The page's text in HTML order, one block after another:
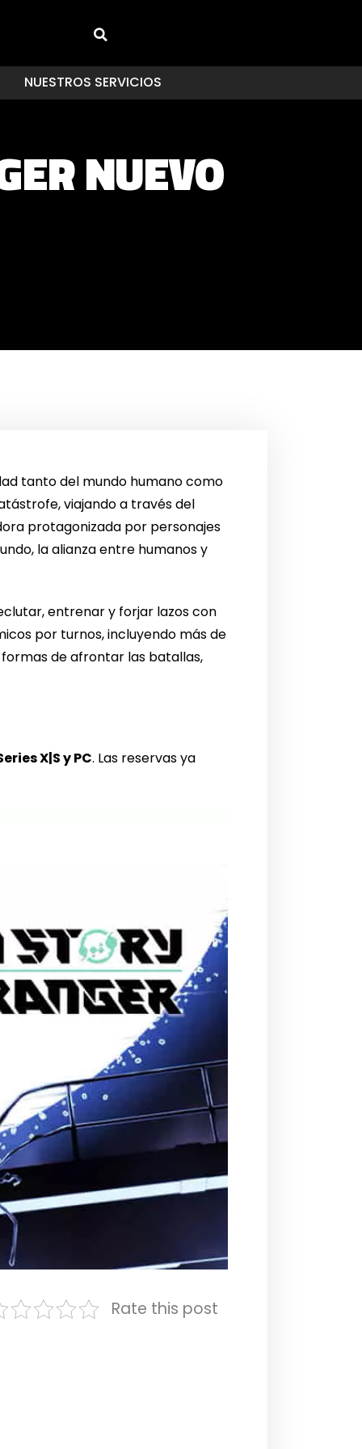
NUESTROS SERVICIOS
NUEVO
tanto del mundo humano como
viajando a través del
protagonizada por personajes
la alianza entre humanos y
entrenar y forjar lazos con
por turnos, incluyendo más de
de afrontar las batallas,
X|S y PC. Las reservas ya
Rate this post